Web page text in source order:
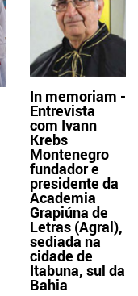
In memoriam -
Entrevista
com Ivann
Krebs
Montenegro
fundador e
presidente da
Academia
Grapiúna de
Letras (Agral),
sediada na
cidade de
Itabuna, sul da
Bahia